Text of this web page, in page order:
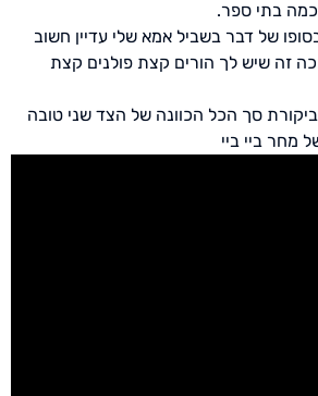
בתי ספר.
של דבר בשביל אמא שלי עדיין חשוב
זה שיש לך הורים קצת פולנים קצת
סך הכל הכוונה של הצד שני טובה
מחר ביי ביי